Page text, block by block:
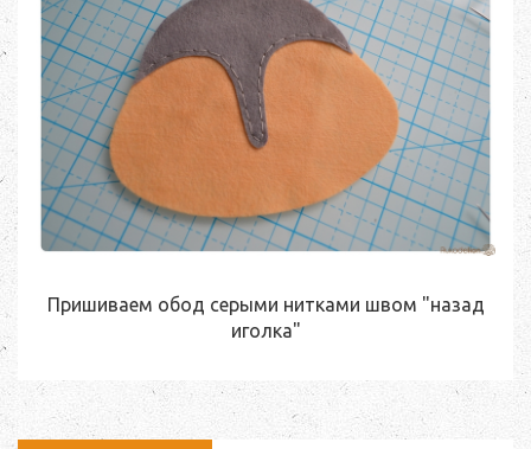
Пришиваем обод серыми нитками швом "назад
иголка"